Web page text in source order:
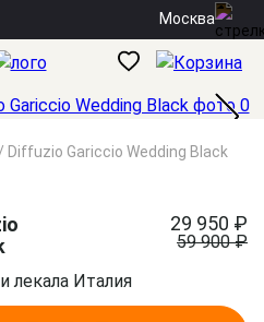
Москва
/ Diffuzio Gariccio Wedding Black
29 950 ₽
59 900 ₽
лекала Италия